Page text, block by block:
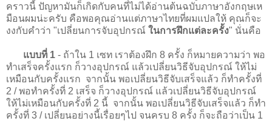
คราวนี้ ปัญหามันก็เกิดกับคนที่ไม่ได้อ่านต้นฉบับภาษาอังกฤษเห
มือนผมน่ะครับ คือพอคุณอ่านแต่ภาษาไทยที่ผมแปลให้ คุณก็จะ
งงกับคำว่า "เปลี่ยนการจับอุปกรณ์ ในการฝึกแต่ละครั้ง" นั่นคือ
แบบที่ 1 - ถ้าใน 1 เซท เราต้องฝึก 8 ครั้ง ก็หมายความว่า พอ
ทำเสร็จครั้งแรก ก็วางอุปกรณ์ แล้วเปลี่ยนวิธีจับอุปกรณ์ ให้ไม่
เหมือนกับครั้งแรก จากนั้น พอเปลี่ยนวิธีจับเสร็จแล้ว ก็ทำครั้งที่
2 / พอทำครั้งที่ 2 เสร็จ ก็วางอุปกรณ์ แล้วเปลี่ยนวิธีจับอุปกรณ์
ให้ไม่เหมือนกับครั้งที่ 2 นี้ จากนั้น พอเปลี่ยนวิธีจับเสร็จแล้ว ก็ทำ
ครั้งที่ 3 / เปลี่ยนอย่างนี้เรื่อยๆไป จนครบ 8 ครั้ง ก็จะถือว่าเป็น 1